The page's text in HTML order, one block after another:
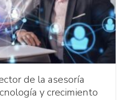
de la asesoría
y crecimiento